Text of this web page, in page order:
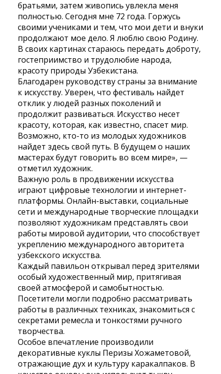
братьями, затем живопись увлекла меня
полностью. Сегодня мне 72 года. Горжусь
своими учениками и тем, что мои дети и внуки
продолжают мое дело. Я люблю свою Родину.
В своих картинах стараюсь передать доброту,
гостеприимство и трудолюбие народа,
красоту природы Узбекистана.
Благодарен руководству страны за внимание
к искусству. Уверен, что фестиваль найдет
отклик у людей разных поколений и
продолжит развиваться. Искусство несет
красоту, которая, как известно, спасет мир.
Возможно, кто-то из молодых художников
найдет здесь свой путь. В будущем о наших
мастерах будут говорить во всем мире», —
отметил художник.
Важную роль в продвижении искусства
играют цифровые технологии и интернет-
платформы. Онлайн-выставки, социальные
сети и международные творческие площадки
позволяют художникам представлять свои
работы мировой аудитории, что способствует
укреплению международного авторитета
узбекского искусства.
Каждый павильон открывал перед зрителями
особый художественный мир, притягивая
своей атмосферой и самобытностью.
Посетители могли подробно рассматривать
работы в различных техниках, знакомиться с
секретами ремесла и тонкостями ручного
творчества.
Особое впечатление производили
декоративные куклы Перизы Хожаметовой,
отражающие дух и культуру каракалпаков. В